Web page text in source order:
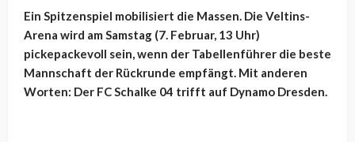
Ein Spitzenspiel mobilisiert die Massen. Die Veltins-
Arena wird am Samstag (7. Februar, 13 Uhr)
pickepackevoll sein, wenn der Tabellenführer die beste
Mannschaft der Rückrunde empfängt. Mit anderen
Worten: Der FC Schalke 04 trifft auf Dynamo Dresden.